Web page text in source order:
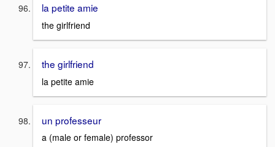
la petite amie
the girlfriend
the girlfriend
la petite amie
un professeur
a (male or female) professor